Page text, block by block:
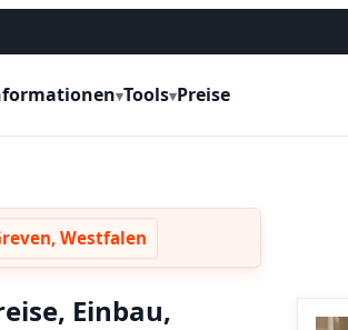
▾Tools▾Preise
Westfalen
Einbau,